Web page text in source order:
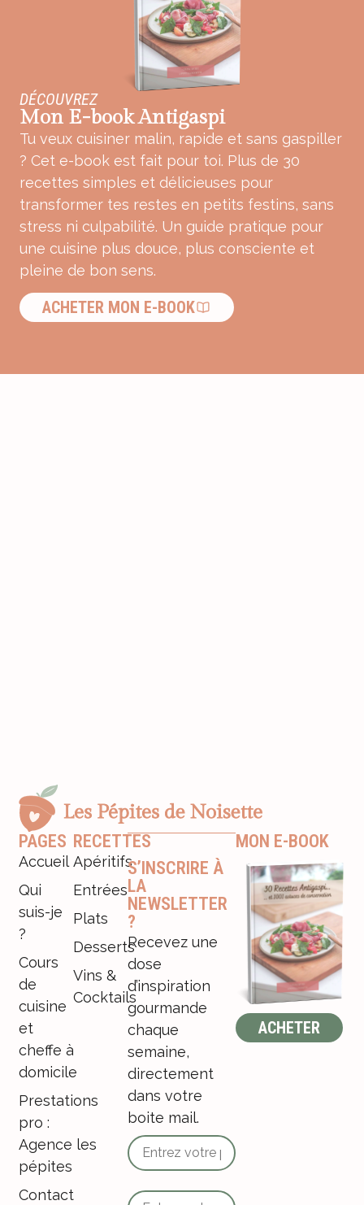
DÉCOUVREZ
Mon E-book Antigaspi
Tu veux cuisiner malin, rapide et sans gaspiller
? Cet e-book est fait pour toi. Plus de 30
recettes simples et délicieuses pour
transformer tes restes en petits festins, sans
stress ni culpabilité. Un guide pratique pour
une cuisine plus douce, plus consciente et
pleine de bon sens.
ACHETER MON E-BOOK
PAGES
Accueil
Qui
suis-je
?
Cours
de
cuisine
et
cheffe à
domicile
Prestations
pro :
Agence les
pépites
Contact
RECETTES
Apéritifs
Entrées
Plats
Desserts
Vins &
Cocktails
S’INSCRIRE À
LA
NEWSLETTER
?
Recevez une
dose
d’inspiration
gourmande
chaque
semaine,
directement
dans votre
boite mail.
MON E-BOOK
ACHETER